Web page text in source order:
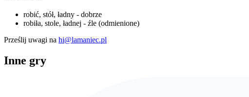
robić, stół, ładny - dobrze
robiła, stole, ładnej - źle (odmienione)
Prześlij uwagi na hi@lamaniec.pl
Inne gry